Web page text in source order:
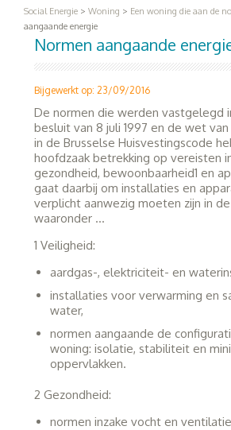
Social Energie > Woning > Een woning die aan de
aangaande energie
Normen aangaande
Bijgewerkt op: 23/09/2016
De normen die werden vastgelegd
besluit van 8 juli 1997 en de wet
in de Brusselse Huisvestingscode
hoofdzaak betrekking op vereisten
gezondheid, bewoonbaarheid1 en
gaat daarbij om installaties en
verplicht aanwezig moeten zijn in
waaronder …
1 Veiligheid:
aardgas-, elektriciteit- en
installaties voor verwarming en
water,
normen aangaande de
woning: isolatie, stabiliteit en
oppervlakken.
2 Gezondheid:
normen inzake vocht en